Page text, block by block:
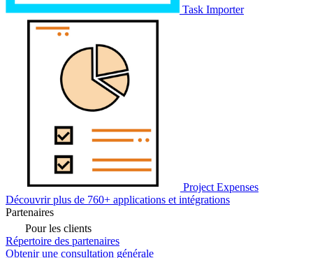
Task Importer
Project Expenses
Découvrir plus de 760+ applications et intégrations
Partenaires
Pour les clients
Répertoire des partenaires
Obtenir une consultation générale